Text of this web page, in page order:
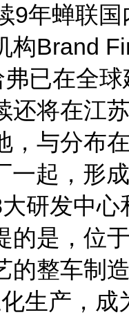
9年蝉联
构Brand
已在全
还将在江
，与分布
起，形
研发中
的是，位
的整车制
生产，